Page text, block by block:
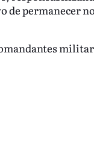
permanecer